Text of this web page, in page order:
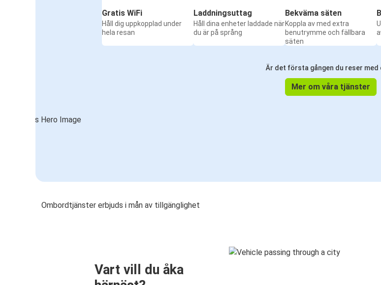
Gratis WiFi
Håll dig uppkopplad under
hela resan
Laddningsuttag
Håll dina enheter laddade när
du är på språng
Bekväma säten
Koppla av med extra
benutrymme och fällbara
säten
Är det första gången du reser med
Mer om våra tjänster
Ombordtjänster erbjuds i mån av tillgänglighet
Vart vill du åka